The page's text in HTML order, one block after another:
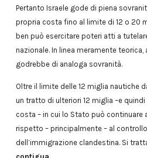
Pertanto Israele gode di piena
propria costa fino al limite di 12 o 20
ben può esercitare poteri atti a
nazionale. In linea meramente teorica,
godrebbe di analoga sovranità.
Oltre il limite delle 12 miglia nautiche
un tratto di ulteriori 12 miglia –e
costa – in cui lo Stato può continuare
rispetto – principalmente – al
dell’immigrazione clandestina. Si